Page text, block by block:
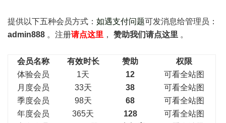
提供以下五种会员方式： 如遇支付问题可发消息给管理员：
admin888 。注册请点这里 ， 赞助我们请点这里 。
会员名称 有效时长 赞助
权限
体验会员
1天 12
可看全站图
月度会员
33天 38
可看全站图
季度会员
98天 68
可看全站图
年度会员
365天 128
可看全站图